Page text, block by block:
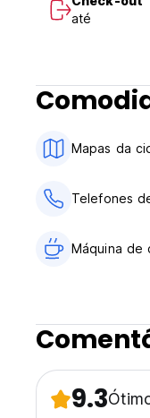
Política de
Impostos incluídos.
Café da manhã
Em geral:
Recepção: 24/24.
Adequado para
(Auto-translated
até
Mapas da
Telefones
Máquina de
9.3